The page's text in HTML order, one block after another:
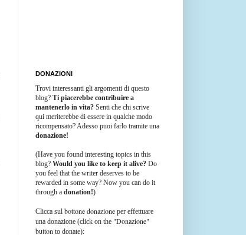
DONAZIONI
Trovi interessanti gli argomenti di questo
blog? Ti piacerebbe contribuire a
mantenerlo in vita? Senti che chi scrive
qui meriterebbe di essere in qualche modo
ricompensato? Adesso puoi farlo tramite una
donazione!
(Have you found interesting topics in this
blog? Would you like to keep it alive? Do
you feel that the writer deserves to be
rewarded in some way? Now you can do it
through a donation!)
Clicca sul bottone donazione per effettuare
una donazione (click on the "Donazione"
button to donate):